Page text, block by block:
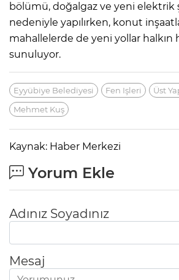
bölümü, doğalgaz ve yeni elektrik
nedeniyle yapılırken, konut
mahallelerde de yeni yollar halkın
sunuluyor.
Eyyübiye Belediyesi Fen Işleri Üst
Mehmet Kuş
Kaynak: Haber Merkezi
Yorum Ekle
Adınız Soyadınız
Mesaj